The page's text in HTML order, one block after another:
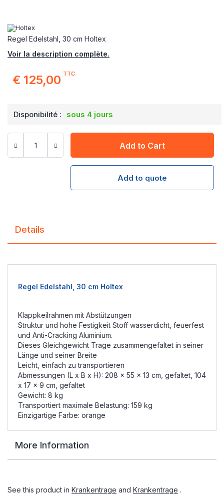
Regel Edelstahl, 30 cm Holtex
Voir la description complète.
€ 125,00 TTC
Disponibilité : sous 4 jours
Add to Cart
Add to quote
Details
Regel Edelstahl, 30 cm Holtex
Klappkeilrahmen mit Abstützungen
Struktur und hohe Festigkeit Stoff wasserdicht, feuerfest
und Anti-Cracking Aluminium.
Dieses Gleichgewicht Trage zusammengefaltet in seiner
Länge und seiner Breite
Leicht, einfach zu transportieren
Abmessungen (L x B x H): 208 x 55 x 13 cm, gefaltet, 104
x 17 x 9 cm, gefaltet
Gewicht: 8 kg
Transportiert maximale Belastung: 159 kg
Einzigartige Farbe: orange
More Information
See this product in Krankentrage and Krankentrage .